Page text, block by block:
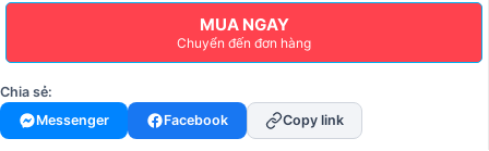
MUA NGAY
Chuyển đến đơn hàng
Chia sẻ:
Messenger
Facebook Copy link